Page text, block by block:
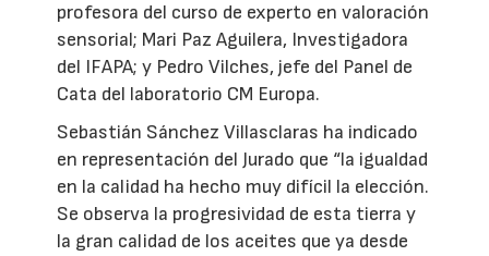
profesora del curso de experto en valoración
sensorial; Mari Paz Aguilera, Investigadora
del IFAPA; y Pedro Vilches, jefe del Panel de
Cata del laboratorio CM Europa.
Sebastián Sánchez Villasclaras ha indicado
en representación del Jurado que “la igualdad
en la calidad ha hecho muy difícil la elección.
Se observa la progresividad de esta tierra y
la gran calidad de los aceites que ya desde